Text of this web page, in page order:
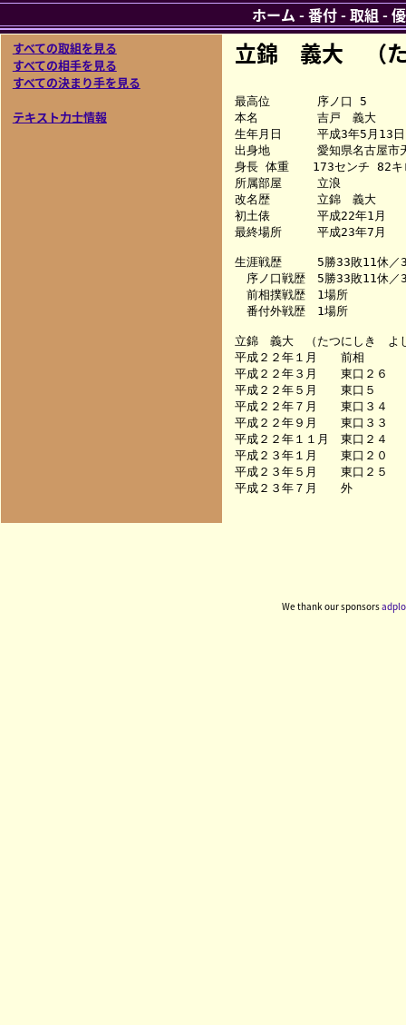
すべての取組を見る
すべての相手を見る
すべての決まり手を見る
テキスト力士情報
立錦 義大 （
最高位　　　　序ノ口 5
本名　　　　　吉戸　義大
生年月日　　　平成3年5月13日
出身地　　　　愛知県名古屋市
身長 体重　　173センチ 82キ
所属部屋　　　立浪
改名歴　　　　立錦　義大
初土俵　　　　平成22年1月
最終場所　　　平成23年7月
生涯戦歴　　　5勝33敗11休
序ノ口戦歴　5勝33敗11休
前相撲戦歴　1場所
番付外戦歴　1場所
立錦　義大　（たつにしき　よ
平成２２年１月　　前相　
平成２２年３月　　東口
平成２２年５月　　東口
平成２２年７月　　東口
平成２２年９月　　東口３
平成２２年１１月　東口
平成２３年１月　　東口２
平成２３年５月　　東口
ホーム -番付-取組 -
We thank our sponsors